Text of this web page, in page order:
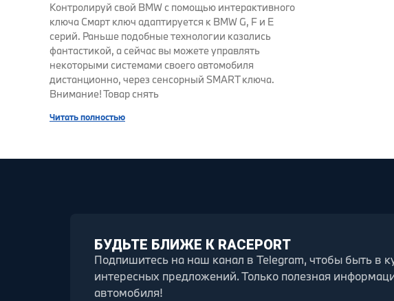
Контролируй свой BMW с помощью интерактивного
ключа Смарт ключ адаптируется к BMW G, F и E
серий. Раньше подобные технологии казались
фантастикой, а сейчас вы можете управлять
некоторыми системами своего автомобиля
дистанционно, через сенсорный SMART ключа.
Внимание! Товар снять
Читать полностью
БУДЬТЕ БЛИЖЕ К RACEPORT
Подпишитесь на наш канал в Telegram, чтобы быть в
интересных предложений. Только полезная
автомобиля!